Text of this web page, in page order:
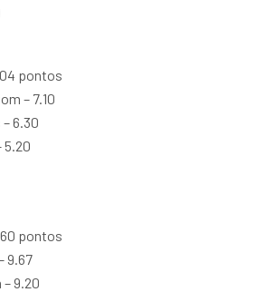
pontos
– 7.10
6.30
5.20
pontos
9.67
– 9.20